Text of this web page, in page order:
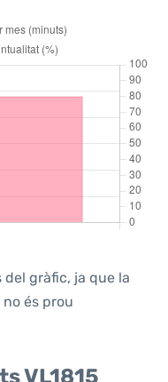
del gràfic, ja que la
és prou
VL1815